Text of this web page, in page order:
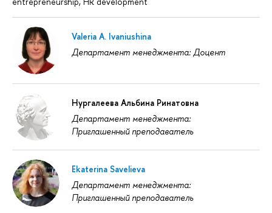
Valeria A. Ivaniushina
Департамент менеджмента: Доцент
Нургалеева Альбина Ринатовна
Департамент менеджмента:
Приглашенный преподаватель
Ekaterina Savelieva
Департамент менеджмента:
Приглашенный преподаватель